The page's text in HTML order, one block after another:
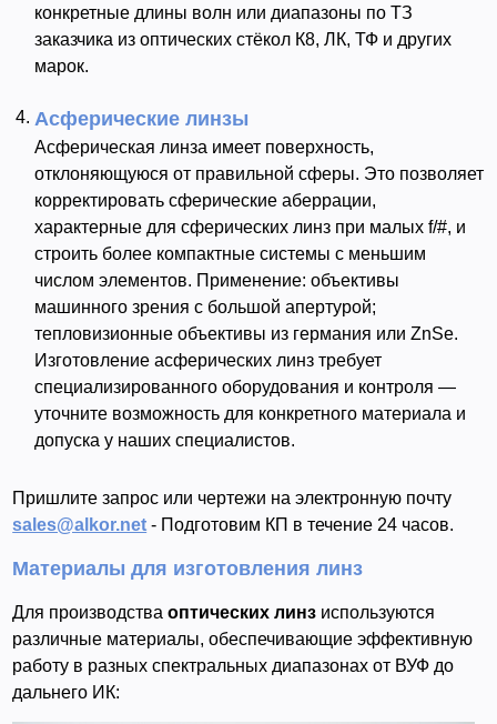
конкретные длины волн или диапазоны по ТЗ
заказчика из оптических стёкол К8, ЛК, ТФ и других
марок.
Асферические линзы
Асферическая линза имеет поверхность,
отклоняющуюся от правильной сферы. Это позволяет
корректировать сферические аберрации,
характерные для сферических линз при малых f/#, и
строить более компактные системы с меньшим
числом элементов. Применение: объективы
машинного зрения с большой апертурой;
тепловизионные объективы из германия или ZnSe.
Изготовление асферических линз требует
специализированного оборудования и контроля —
уточните возможность для конкретного материала и
допуска у наших специалистов.
Пришлите запрос или чертежи на электронную почту
sales@alkor.net - Подготовим КП в течение 24 часов.
Материалы для изготовления линз
Для производстваоптических линз используются
различные материалы, обеспечивающие эффективную
работу в разных спектральных диапазонах от ВУФ до
дальнего ИК: